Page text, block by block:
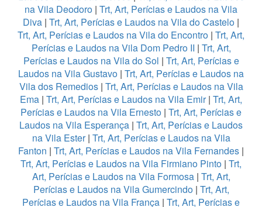
na Vila Deodoro | Trt, Art, Perícias e Laudos na Vila
Diva | Trt, Art, Perícias e Laudos na Vila do Castelo |
Trt, Art, Perícias e Laudos na Vila do Encontro | Trt, Art,
Perícias e Laudos na Vila Dom Pedro II | Trt, Art,
Perícias e Laudos na Vila do Sol | Trt, Art, Perícias e
Laudos na Vila Gustavo | Trt, Art, Perícias e Laudos na
Vila dos Remedios| Trt, Art, Perícias e Laudos na Vila
Ema | Trt, Art, Perícias e Laudos na Vila Emir| Trt, Art,
Perícias e Laudos na Vila Ernesto | Trt, Art, Perícias e
Laudos na Vila Esperança | Trt, Art, Perícias e Laudos
na Vila Ester| Trt, Art, Perícias e Laudos na Vila
Fanton | Trt, Art, Perícias e Laudos na Vila Fernandes |
Trt, Art, Perícias e Laudos na Vila Firmiano Pinto | Trt,
Art, Perícias e Laudos na Vila Formosa| Trt, Art,
Perícias e Laudos na Vila Gumercindo| Trt, Art,
Perícias e Laudos na Vila França | Trt, Art, Perícias e